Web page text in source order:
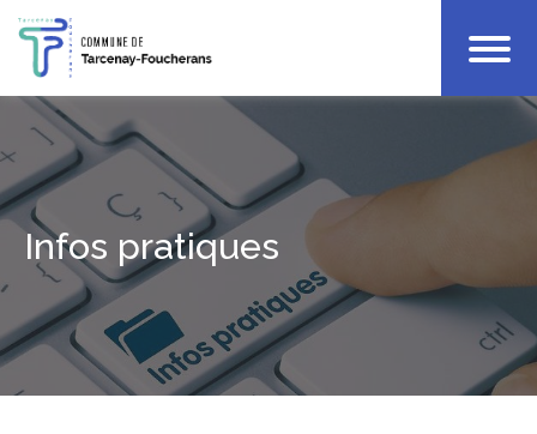
Votre Mairie
Infos Pratiques
Enfance
Culture & Loisirs
Infos pratiques